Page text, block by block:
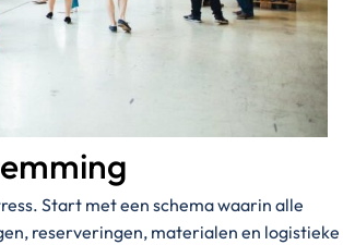
Start met een schema waarin alle
reserveringen, materialen en logistieke